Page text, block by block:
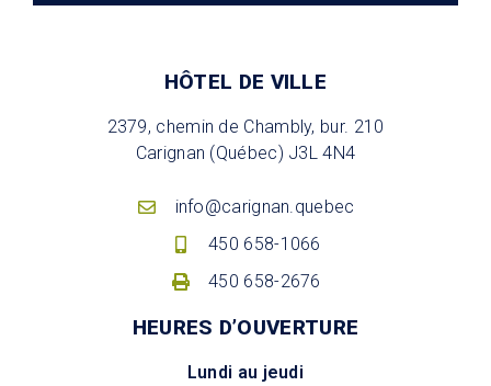
HÔTEL DE VILLE
2379, chemin de Chambly, bur. 210
Carignan (Québec) J3L 4N4
info@carignan.quebec
450 658-1066
450 658-2676
HEURES D’OUVERTURE
Lundi au jeudi